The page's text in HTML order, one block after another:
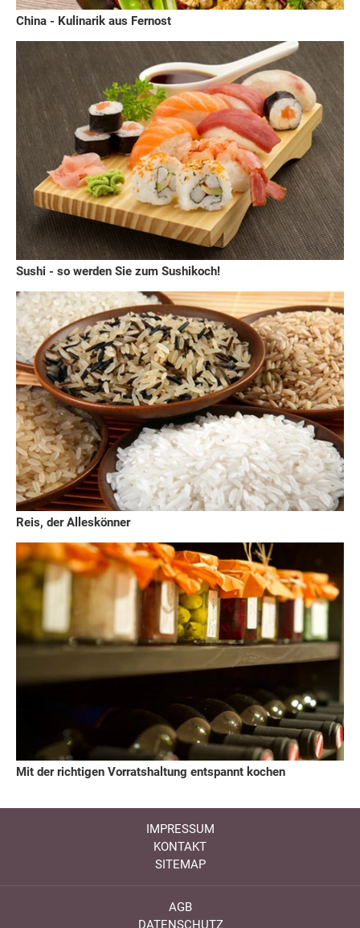
China - Kulinarik aus Fernost
Sushi - so werden Sie zum Sushikoch!
Reis, der Alleskönner
Mit der richtigen Vorratshaltung entspannt kochen
IMPRESSUM
KONTAKT
SITEMAP
AGB
DATENSCHUTZ